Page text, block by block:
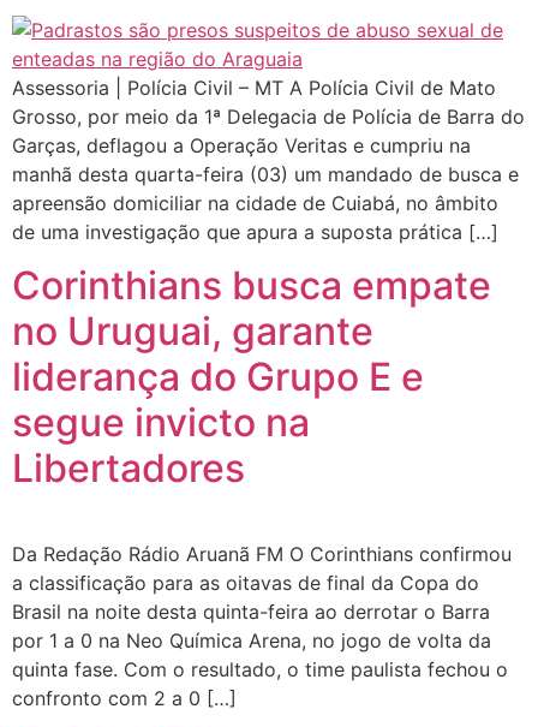
Assessoria | Polícia Civil – MT A Polícia Civil de Mato
Grosso, por meio da 1ª Delegacia de Polícia de Barra do
Garças, deflagou a Operação Veritas e cumpriu na
manhã desta quarta-feira (03) um mandado de busca e
apreensão domiciliar na cidade de Cuiabá, no âmbito
de uma investigação que apura a suposta prática […]
Corinthians busca empate
no Uruguai, garante
liderança do Grupo E e
segue invicto na
Libertadores
Da Redação Rádio Aruanã FM O Corinthians confirmou
a classificação para as oitavas de final da Copa do
Brasil na noite desta quinta-feira ao derrotar o Barra
por 1 a 0 na Neo Química Arena, no jogo de volta da
quinta fase. Com o resultado, o time paulista fechou o
confronto com 2 a 0 […]